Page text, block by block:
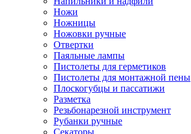
Ножи
Ножницы
Ножовки ручные
Отвертки
Паяльные лампы
Пистолеты для герметиков
Пистолеты для монтажной пены
Плоскогубцы и пассатижи
Разметка
Резьбонарезной инструмент
Рубанки ручные
Секаторы